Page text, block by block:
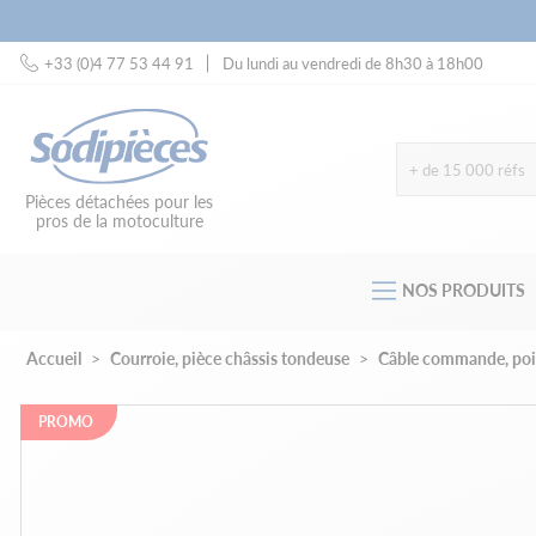
+33 (0)4 77 53 44 91 Du lundi au vendredi de 8h30 à 18h00
Pièces détachées pour les
pros de la motoculture
+ de 15 000 réfs
NOS PRODUITS
Accueil Courroie, pièce châssis tondeuse Câble commande,
PROMO